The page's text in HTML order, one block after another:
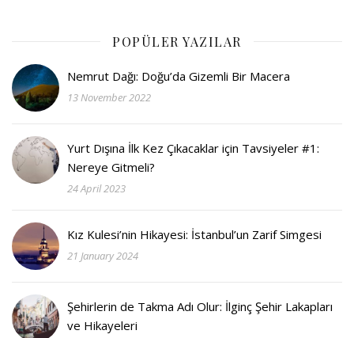
POPÜLER YAZILAR
Nemrut Dağı: Doğu’da Gizemli Bir Macera
13 November 2022
Yurt Dışına İlk Kez Çıkacaklar için Tavsiyeler #1:
Nereye Gitmeli?
24 April 2023
Kız Kulesi’nin Hikayesi: İstanbul’un Zarif Simgesi
21 January 2024
Şehirlerin de Takma Adı Olur: İlginç Şehir Lakapları
ve Hikayeleri